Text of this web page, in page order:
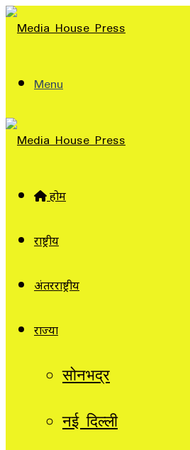
Menu
होम
राष्ट्रीय
अंतरराष्ट्रीय
राज्यों
सोनभद्र
नई दिल्ली